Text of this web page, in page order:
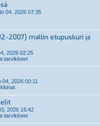
04, 2026 07:35
2007) mallin etupuskuri ja
2026 02:25
tarvikkeet
04, 2026 00:11
2026 16:42
tarvikkeet